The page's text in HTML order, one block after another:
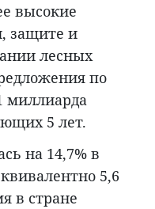
высокие
защите и
лесных
по
миллиарда
5 лет.
на 14,7% в
5,6
в стране